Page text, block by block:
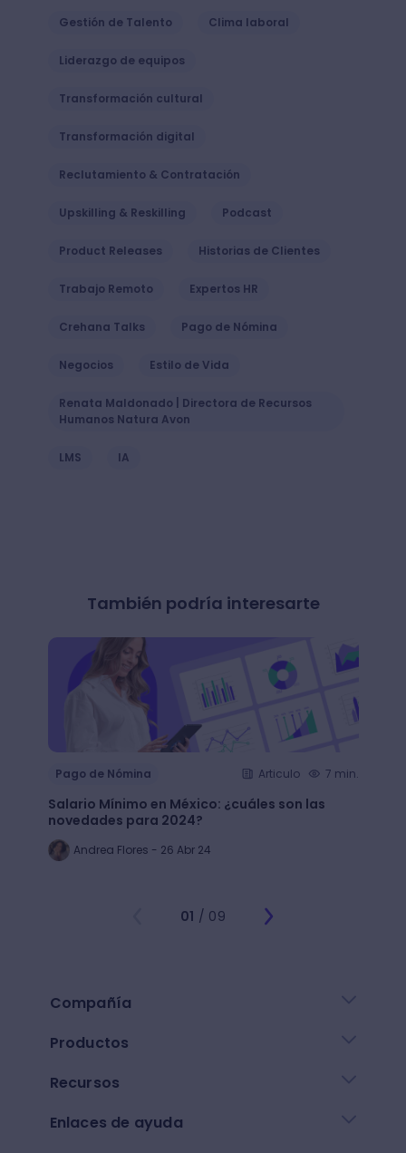
Gestión de Talento Clima laboral
Liderazgo de equipos
Transformación cultural
Transformación digital
Reclutamiento & Contratación
Upskilling & Reskilling Podcast
Product Releases Historias de Clientes
Trabajo Remoto Expertos HR
Crehana Talks Pago de Nómina
Negocios Estilo de Vida
Renata Maldonado | Directora de Recursos
Humanos Natura Avon
LMS IA
También podría interesarte
Pago de Nómina Articulo 7 min.
Salario Mínimo en México: ¿cuáles son las
novedades para 2024?
Andrea Flores - 26 Abr 24
01 / 09
Compañía
Productos
Recursos
Enlaces de ayuda